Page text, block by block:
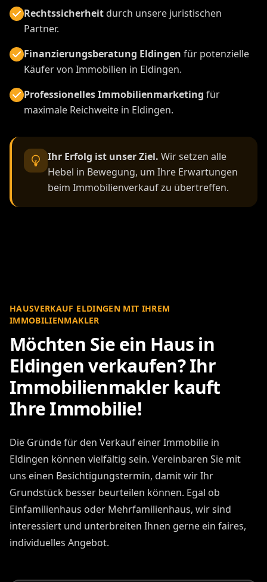
Rechtssicherheitdurch unsere juristischen
Partner.
Finanzierungsberatung Eldingen für potenzielle
Käufer von Immobilien in Eldingen.
Professionelles Immobilienmarketing für
maximale Reichweite in Eldingen.
Ihr Erfolg ist unser Ziel. Wir setzen alle
Hebel in Bewegung, um Ihre Erwartungen
beim Immobilienverkauf zu übertreffen.
HAUSVERKAUF ELDINGEN MIT IHREM
IMMOBILIENMAKLER
Möchten Sie ein Haus in
Eldingen verkaufen? Ihr
Immobilienmakler kauft
Ihre Immobilie!
Die Gründe für den Verkauf einer Immobilie in
Eldingen können vielfältig sein. Vereinbaren Sie mit
uns einen Besichtigungstermin, damit wir Ihr
Grundstück besser beurteilen können. Egal ob
Einfamilienhaus oder Mehrfamilienhaus, wir sind
interessiert und unterbreiten Ihnen gerne ein faires,
individuelles Angebot.